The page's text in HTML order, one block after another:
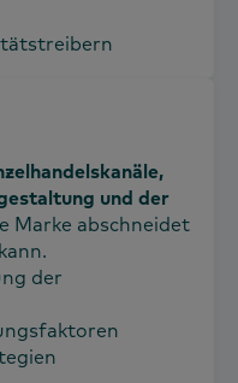
und der
Marke abschneidet
der